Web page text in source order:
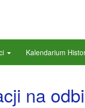
Kalendarium
na